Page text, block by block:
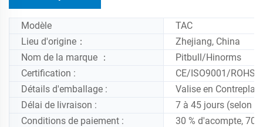
Modèle
TAC
Lieu d'origine：
Zhejiang, China
Nom de la marque ：
Pitbull/Hinorms
Certification :
CE/ISO9001/ROHS/
Détails d'emballage :
Valise en
Délai de livraison :
7 à 45 jours (selon
Conditions de paiement :
30 % d'acompte, 70